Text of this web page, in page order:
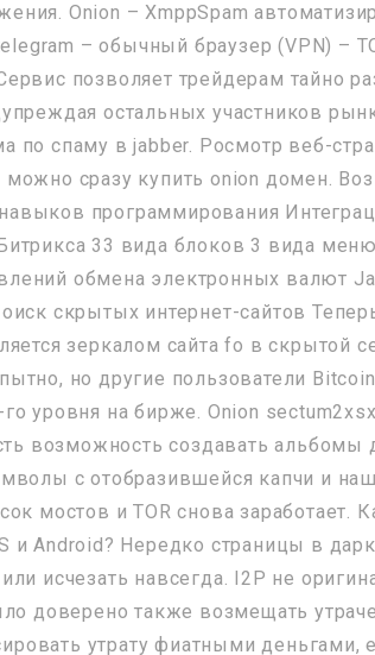
Onion – XmppSpam
– обычный браузер (VPN) –
позволяет трейдерам тайно
остальных участников
по спаму в jabber. Росмотр веб-
сразу купить onion домен.
программирования
33 вида блоков 3 вида
обмена электронных валют
скрытых интернет-сайтов
зеркалом сайта fo в скрытой
но другие пользователи
уровня на бирже. Onion
возможность создавать альбомы
с отобразившейся капчи и
мостов и TOR снова заработает.
и Android? Нередко страницы в
исчезать навсегда. I2P не
доверено также возмещать
утрату фиатными деньгами,